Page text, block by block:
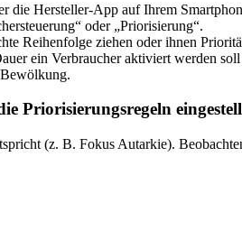
die Hersteller-App auf Ihrem
oder „Priorisierung“.
Reihenfolge ziehen oder ihnen
ein Verbraucher aktiviert werden
Priorisierungsregeln
(z. B. Fokus Autarkie).